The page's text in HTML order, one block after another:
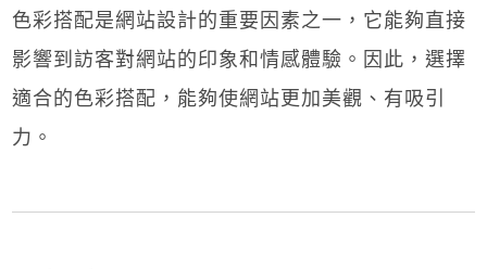
色彩搭配是網站設計的重要因素之一，它能夠直接
影響到訪客對網站的印象和情感體驗。因此，選擇
適合的色彩搭配，能夠使網站更加美觀、有吸引
力。